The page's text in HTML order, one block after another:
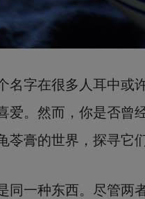
名字在很多人耳中或
爱。然而，你是否曾
苓膏的世界，探寻它
同一种东西。尽管两